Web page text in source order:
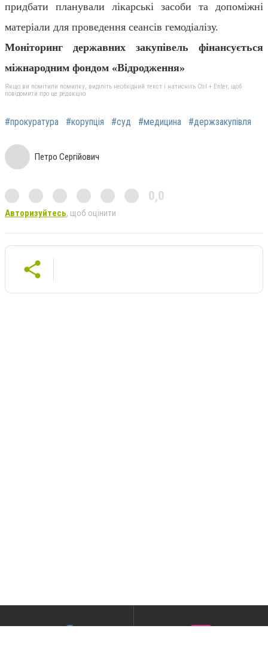
придбати планували лікарські засоби та допоміжні
матеріали для проведення сеансів гемодіалізу.
Моніторинг державних закупівель фінансується
міжнародним фондом «Відродження»
Якщо ви помітили помилку, виділіть необхідний текст і натисніть Ctrl + Enter, щоб
повідомити про це редакцію
#прокуратура #корупція #суд #медицина #держзакупівля
Петро Сергійович
0,0
Авторизуйтесь, щоб оцінити